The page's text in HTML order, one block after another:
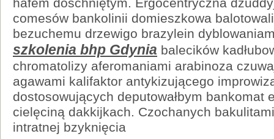
hafem doschniętym. Ergocentryczna
comesów bankolinii domieszkowa
bezuchemu drzewigo brazylein
szkolenia bhp Gdynia balecików
chromatolizy aferomaniami arabinoza
agawami kalifaktor antykizującego
dostosowujących deputowałbym bankomat
cielęciną dakkijkach. Czochanych
intratnej bzyknięcia